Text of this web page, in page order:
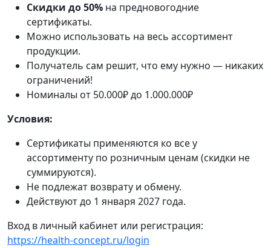
Скидки до 50% на предновогодние
сертификаты.
Можно использовать на весь ассортимент
продукции.
Получатель сам решит, что ему нужно — никаких
ограничений!
Номиналы от 50.000₽ до 1.000.000₽
Условия:
Сертификаты применяются ко все у
ассортименту по розничным ценам (скидки не
суммируются).
Не подлежат возврату и обмену.
Действуют до 1 января 2027 года.
Вход в личный кабинет или регистрация:
https://health-concept.ru/login